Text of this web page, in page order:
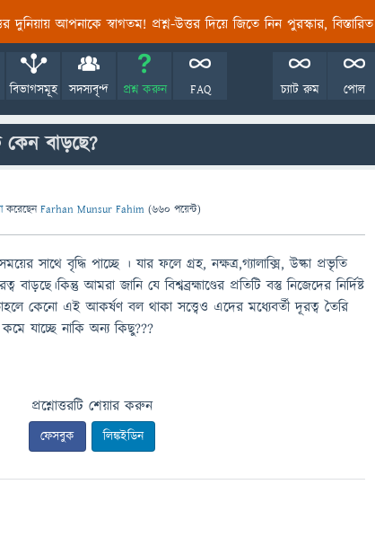
দুনিয়ায় আপনাকে স্বাগতম! প্রশ্ন-উত্তর দিয়ে জিতে নিন পুরস্কার, বিস্তারিত
বিভাগসমূহ সদস্যবৃন্দ প্রশ্ন করুন FAQ পোল
চ্যাট রুম
কেন বাড়ছে?
করেছেনFarhan Munsur Fahim (660 পয়েন্ট)
সাথে বৃদ্ধি পাচ্ছে । যার ফলে গ্রহ, নক্ষত্র,গ্যালাক্সি, উল্কা প্রভৃতি
বাড়ছে।কিন্তু আমরা জানি যে বিশ্বব্রহ্মাণ্ডের প্রতিটি বস্তু নিজেদের নির্দিষ্ট
কেনো এই আকর্ষণ বল থাকা সত্ত্বেও এদের মধ্যেবর্তী দূরত্ব তৈরি
যাচ্ছে নাকি অন্য কিছু???
প্রশ্নোত্তরটি শেয়ার করুন
ফেসবুক লিঙ্কইডিন